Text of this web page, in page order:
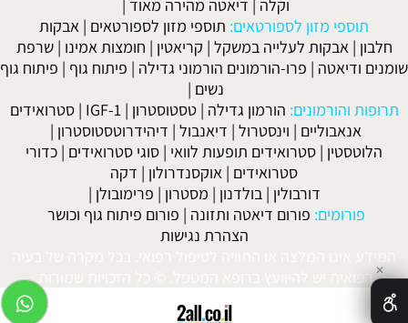
וקלה | דיאטה מהירה מאוד |
תוספי מזון לספורטאים: תוספי מזון לספורטאים | אבקות
חלבון | אבקות לעלייה במשקל | קריאטין | חומצות אמינו |שרפת
שומנים ודיאטה | פרו-הורמונים הורמוני גדילה | פיתוח גוף | פיתוח גוף
נשים |
תרופות והורמונים: הורמון גדילה |טסטוסטרון |
IGF-1
|סטרואידים
אנאבוליים | וינסטרול | דיאנבול | דיהידרוטסטוסטרון |
הלוטסטין | סטרואידים תופעות לוואי | סוגי סטרואידים | כדורי
סטרואידים | אוקסנדרולון | דקה
דורבולין | בולדנון | מסטרון | פרימובולן |
פורומים: פורום דיאטה ותזונה | פורום פיתוח גוף וכושר
הצהרת נגישות
המידע אינו המלצה או התוויה לטיפול רפואי. בכל מקרה של בעיה
רפואית יש להיוועץ ברופא המטפל. © כל הזכויות שמורות. ✕